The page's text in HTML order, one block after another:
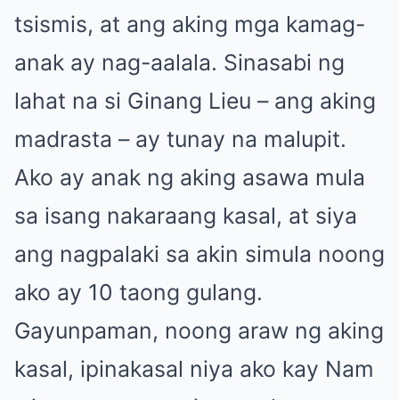
tsismis, at ang aking mga kamag-
anak ay nag-aalala. Sinasabi ng
lahat na si Ginang Lieu – ang aking
madrasta – ay tunay na malupit.
Ako ay anak ng aking asawa mula
sa isang nakaraang kasal, at siya
ang nagpalaki sa akin simula noong
ako ay 10 taong gulang.
Gayunpaman, noong araw ng aking
kasal, ipinakasal niya ako kay Nam